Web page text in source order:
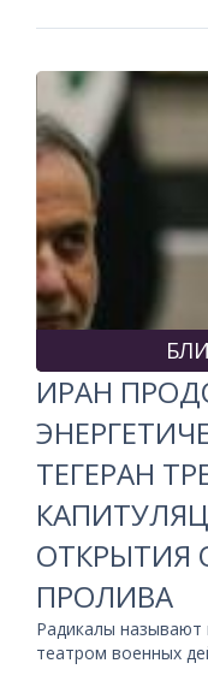
ИРАН
ТЕГЕРАН
ОТКРЫТИЯ
ПРОЛИВА
Радикалы называют
театром военных